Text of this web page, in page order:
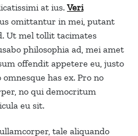
at ius. Veri
omittantur in mei, putant
Ut mel tollit tacimates
philosophia ad, mei amet
offendit appetere eu, justo
has ex. Pro no
no qui democritum
eu sit.
tale aliquando